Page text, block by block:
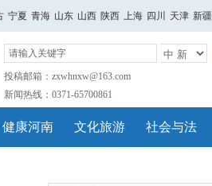
宁夏 青海 山东 山西 陕西 上海 四川 天津 新疆
投稿邮箱：zxwhnxw@163.com
新闻热线：0371-65700861
健康河南 文化旅游 社会与法